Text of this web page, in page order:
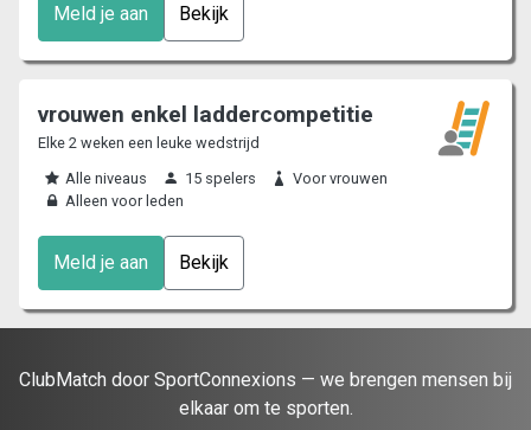
Meld je aan Bekijk
vrouwen enkel laddercompetitie
Elke 2 weken een leuke wedstrijd
Alle niveaus
15 spelers
Voor vrouwen
Alleen voor leden
Meld je aan Bekijk
ClubMatch door SportConnexions — we brengen mensen bij
elkaar om te sporten.